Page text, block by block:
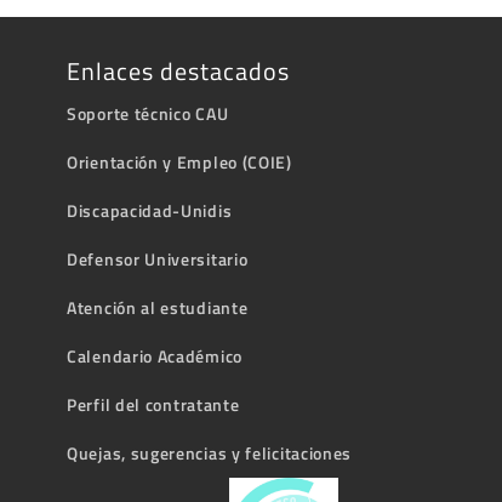
Enlaces destacados
Soporte técnico CAU
Orientación y Empleo (COIE)
Discapacidad-Unidis
Defensor Universitario
Atención al estudiante
Calendario Académico
Perfil del contratante
Quejas, sugerencias y felicitaciones